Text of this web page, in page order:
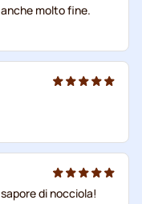
molto fine.
di nocciola!